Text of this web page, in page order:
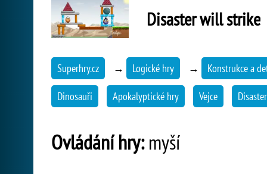
Disaster will strike
Superhry.cz → Logické hry → Konstrukce a
Dinosauři Apokalyptické hry Vejce
Ovládání hry:myší